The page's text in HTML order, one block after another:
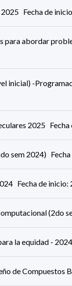
Fecha de
para abordar
inicial) -
2025
sem 2024)
Fecha de
(2do
la equidad -
de